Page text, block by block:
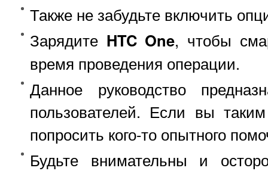
Также не забудьте включить
Зарядите HTC One, чтобы
время проведения операции.
Данное руководство
пользователей. Если вы
попросить кого-то опытного
Будьте внимательны и